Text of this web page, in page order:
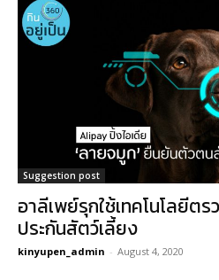
Suggestion post
อาลีเพย์รุกใช้เทคโนโลยีตร
ประกันสัตว์เลี้ยง
kinyupen_admin - August 4, 2020